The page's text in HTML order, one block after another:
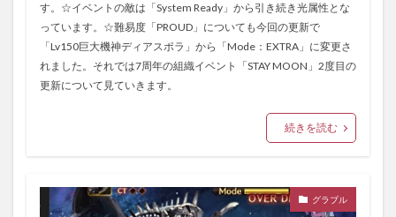
す。☆イベントの敵は「System Ready」から引き続き光属性とな
っています。☆難易度「PROUD」についても今回の更新で
「Lv150巨大機神ディアスポラ」から「Mode：EXTRA」に変更さ
れました。それでは7周年の組織イベント「STAY MOON」2度目の
更新について見ていきます。
続きを読む
グラブル